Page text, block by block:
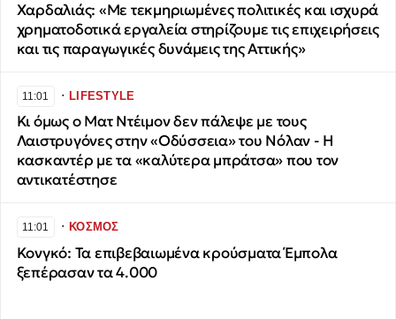
Χαρδαλιάς: «Με τεκμηριωμένες πολιτικές και ισχυρά
χρηματοδοτικά εργαλεία στηρίζουμε τις επιχειρήσεις
και τις παραγωγικές δυνάμεις της Αττικής»
11:01 ∙LIFESTYLE
Κι όμως ο Ματ Ντέιμον δεν πάλεψε με τους
Λαιστρυγόνες στην «Οδύσσεια» του Νόλαν - Η
κασκαντέρ με τα «καλύτερα μπράτσα» που τον
αντικατέστησε
11:01 ∙ΚΟΣΜΟΣ
Κονγκό: Τα επιβεβαιωμένα κρούσματα Έμπολα
ξεπέρασαν τα 4.000